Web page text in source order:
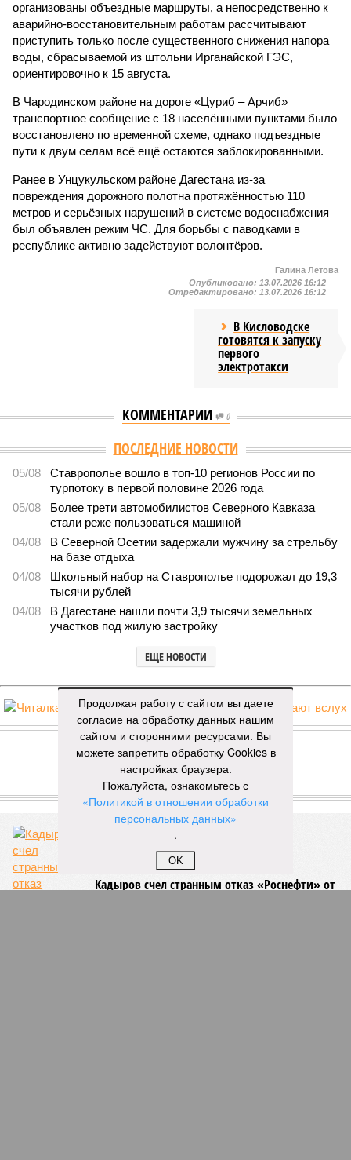
организованы объездные маршруты, а непосредственно к
аварийно-восстановительным работам рассчитывают
приступить только после существенного снижения напора
воды, сбрасываемой из штольни Ирганайской ГЭС,
ориентировочно к 15 августа.
В Чародинском районе на дороге «Цуриб – Арчиб»
транспортное сообщение с 18 населёнными пунктами было
восстановлено по временной схеме, однако подъездные
пути к двум селам всё ещё остаются заблокированными.
Ранее в Унцукульском районе Дагестана из-за
повреждения дорожного полотна протяжённостью 110
метров и серьёзных нарушений в системе водоснабжения
был объявлен режим ЧС. Для борьбы с паводками в
республике активно задействуют волонтёров.
Галина Летова
Опубликовано: 13.07.2026 16:12
Отредактировано: 13.07.2026 16:12
В Кисловодске
готовятся к запуску
первого
электротакси
КОММЕНТАРИИ 0
ПОСЛЕДНИЕ НОВОСТИ
05/08
Ставрополье вошло в топ-10 регионов России по
турпотоку в первой половине 2026 года
05/08
Более трети автомобилистов Северного Кавказа
стали реже пользоваться машиной
04/08
В Северной Осетии задержали мужчину за стрельбу
на базе отдыха
04/08
Школьный набор на Ставрополье подорожал до 19,3
тысячи рублей
04/08
В Дагестане нашли почти 3,9 тысячи земельных
участков под жилую застройку
ЕЩЕ НОВОСТИ
НОВОСТИ ПАРТНЕРОВ
Новости smi2.ru
ЕЩЕ ИЗ РАЗДЕЛА «ОБЩЕСТВО»
Кадыров счел странным отказ «Роснефти» от
Продолжая работу с сайтом вы даете
согласие на обработку данных нашим
сайтом и сторонними ресурсами. Вы
можете запретить обработку Cookies в
настройках браузера.
Пожалуйста, ознакомьтесь с
«Политикой в отношении обработки
персональных данных»
.
OK